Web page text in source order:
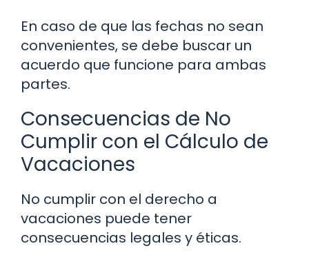
En caso de que las fechas no sean
convenientes, se debe buscar un
acuerdo que funcione para ambas
partes.
Consecuencias de No
Cumplir con el Cálculo de
Vacaciones
No cumplir con el derecho a
vacaciones puede tener
consecuencias legales y éticas.